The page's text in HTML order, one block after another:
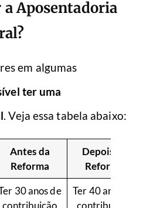
Aposentadoria
em algumas
ter uma
. Veja essa tabela abaixo:
Antes da
Reforma
Depois da
Reforma
30 anos de
contribuição
Ter 40 anos de
contribuição